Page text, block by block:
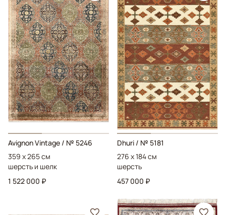
Avignon Vintage / № 5246
359 x 265 см
шерсть и шелк
1 522 000 ₽
Dhuri / № 5181
276 x 184 см
шерсть
457 000 ₽